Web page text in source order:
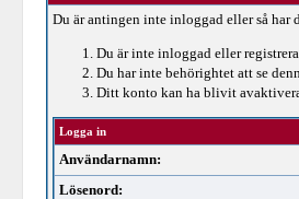
Du är antingen inte inloggad eller så har
Du är inte inloggad eller
Du har inte behörightet att se
Ditt konto kan ha blivit
Logga in
Användarnamn:
Lösenord: